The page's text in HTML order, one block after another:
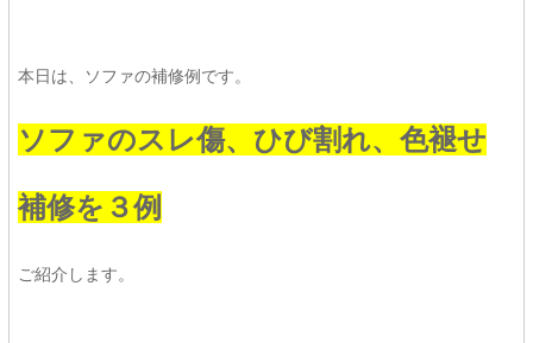
本日は、ソファの補修例です。
ソファのスレ傷、ひび割れ、色褪せ
補修を３例
ご紹介します。